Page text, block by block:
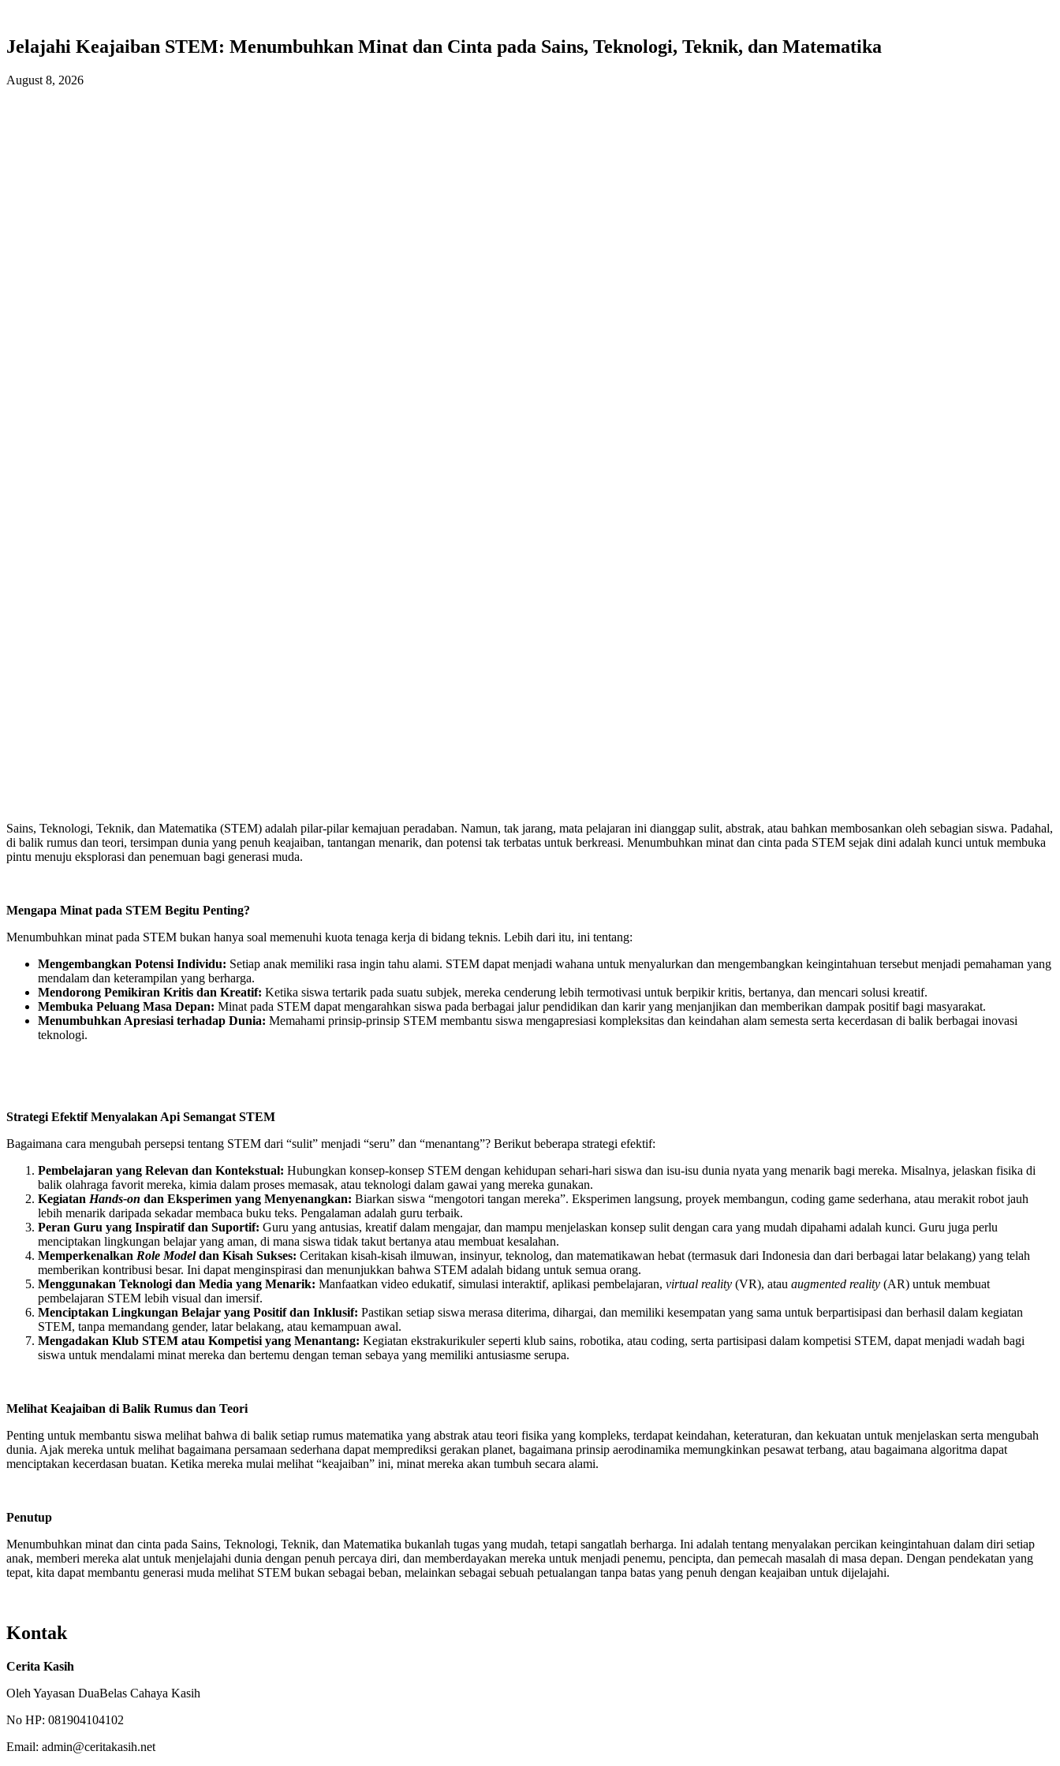
Jelajahi Keajaiban STEM: Menumbuhkan Minat dan Cinta pada Sains, Teknologi, Teknik, dan Matematika
August 8, 2026
Sains, Teknologi, Teknik, dan Matematika (STEM) adalah pilar-pilar kemajuan peradaban. Namun, tak jarang, mata pelajaran ini dianggap sulit, abstrak, atau bahkan membosankan oleh sebagian siswa. Padahal,
di balik rumus dan teori, tersimpan dunia yang penuh keajaiban, tantangan menarik, dan potensi tak terbatas untuk berkreasi. Menumbuhkan minat dan cinta pada STEM sejak dini adalah kunci untuk membuka
pintu menuju eksplorasi dan penemuan bagi generasi muda.
Mengapa Minat pada STEM Begitu Penting?
Menumbuhkan minat pada STEM bukan hanya soal memenuhi kuota tenaga kerja di bidang teknis. Lebih dari itu, ini tentang:
Mengembangkan Potensi Individu: Setiap anak memiliki rasa ingin tahu alami. STEM dapat menjadi wahana untuk menyalurkan dan mengembangkan keingintahuan tersebut menjadi pemahaman yang
mendalam dan keterampilan yang berharga.
Mendorong Pemikiran Kritis dan Kreatif: Ketika siswa tertarik pada suatu subjek, mereka cenderung lebih termotivasi untuk berpikir kritis, bertanya, dan mencari solusi kreatif.
Membuka Peluang Masa Depan: Minat pada STEM dapat mengarahkan siswa pada berbagai jalur pendidikan dan karir yang menjanjikan dan memberikan dampak positif bagi masyarakat.
Menumbuhkan Apresiasi terhadap Dunia: Memahami prinsip-prinsip STEM membantu siswa mengapresiasi kompleksitas dan keindahan alam semesta serta kecerdasan di balik berbagai inovasi
teknologi.
Strategi Efektif Menyalakan Api Semangat STEM
Bagaimana cara mengubah persepsi tentang STEM dari “sulit” menjadi “seru” dan “menantang”? Berikut beberapa strategi efektif:
Pembelajaran yang Relevan dan Kontekstual: Hubungkan konsep-konsep STEM dengan kehidupan sehari-hari siswa dan isu-isu dunia nyata yang menarik bagi mereka. Misalnya, jelaskan fisika di
balik olahraga favorit mereka, kimia dalam proses memasak, atau teknologi dalam gawai yang mereka gunakan.
Kegiatan Hands-on dan Eksperimen yang Menyenangkan: Biarkan siswa “mengotori tangan mereka”. Eksperimen langsung, proyek membangun, coding game sederhana, atau merakit robot jauh
lebih menarik daripada sekadar membaca buku teks. Pengalaman adalah guru terbaik.
Peran Guru yang Inspiratif dan Suportif: Guru yang antusias, kreatif dalam mengajar, dan mampu menjelaskan konsep sulit dengan cara yang mudah dipahami adalah kunci. Guru juga perlu
menciptakan lingkungan belajar yang aman, di mana siswa tidak takut bertanya atau membuat kesalahan.
Memperkenalkan Role Modeldan Kisah Sukses: Ceritakan kisah-kisah ilmuwan, insinyur, teknolog, dan matematikawan hebat (termasuk dari Indonesia dan dari berbagai latar belakang) yang telah
memberikan kontribusi besar. Ini dapat menginspirasi dan menunjukkan bahwa STEM adalah bidang untuk semua orang.
Menggunakan Teknologi dan Media yang Menarik: Manfaatkan video edukatif, simulasi interaktif, aplikasi pembelajaran, virtual reality (VR), atau augmented reality (AR) untuk membuat
pembelajaran STEM lebih visual dan imersif.
Menciptakan Lingkungan Belajar yang Positif dan Inklusif: Pastikan setiap siswa merasa diterima, dihargai, dan memiliki kesempatan yang sama untuk berpartisipasi dan berhasil dalam kegiatan
STEM, tanpa memandang gender, latar belakang, atau kemampuan awal.
Mengadakan Klub STEM atau Kompetisi yang Menantang: Kegiatan ekstrakurikuler seperti klub sains, robotika, atau coding, serta partisipasi dalam kompetisi STEM, dapat menjadi wadah bagi
siswa untuk mendalami minat mereka dan bertemu dengan teman sebaya yang memiliki antusiasme serupa.
Melihat Keajaiban di Balik Rumus dan Teori
Penting untuk membantu siswa melihat bahwa di balik setiap rumus matematika yang abstrak atau teori fisika yang kompleks, terdapat keindahan, keteraturan, dan kekuatan untuk menjelaskan serta mengubah
dunia. Ajak mereka untuk melihat bagaimana persamaan sederhana dapat memprediksi gerakan planet, bagaimana prinsip aerodinamika memungkinkan pesawat terbang, atau bagaimana algoritma dapat
menciptakan kecerdasan buatan. Ketika mereka mulai melihat “keajaiban” ini, minat mereka akan tumbuh secara alami.
Penutup
Menumbuhkan minat dan cinta pada Sains, Teknologi, Teknik, dan Matematika bukanlah tugas yang mudah, tetapi sangatlah berharga. Ini adalah tentang menyalakan percikan keingintahuan dalam diri setiap
anak, memberi mereka alat untuk menjelajahi dunia dengan penuh percaya diri, dan memberdayakan mereka untuk menjadi penemu, pencipta, dan pemecah masalah di masa depan. Dengan pendekatan yang
tepat, kita dapat membantu generasi muda melihat STEM bukan sebagai beban, melainkan sebagai sebuah petualangan tanpa batas yang penuh dengan keajaiban untuk dijelajahi.
Kontak
Cerita Kasih
Oleh Yayasan DuaBelas Cahaya Kasih
No HP: 081904104102
Email: admin@ceritakasih.net